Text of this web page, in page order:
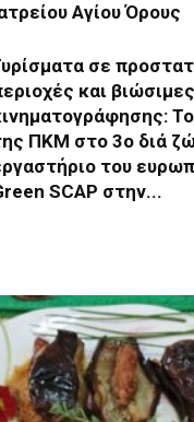
Αγίου Όρους
σε
και
ΠΚΜ στο 3o διά
του
SCAP στην...